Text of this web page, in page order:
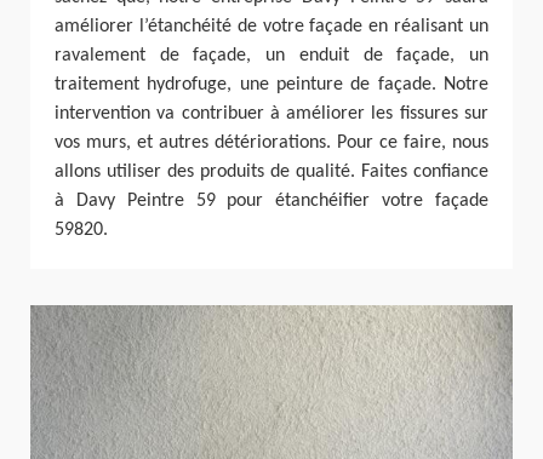
améliorer l’étanchéité de votre façade en réalisant un
ravalement de façade, un enduit de façade, un
traitement hydrofuge, une peinture de façade. Notre
intervention va contribuer à améliorer les fissures sur
vos murs, et autres détériorations. Pour ce faire, nous
allons utiliser des produits de qualité. Faites confiance
à Davy Peintre 59 pour étanchéifier votre façade
59820.